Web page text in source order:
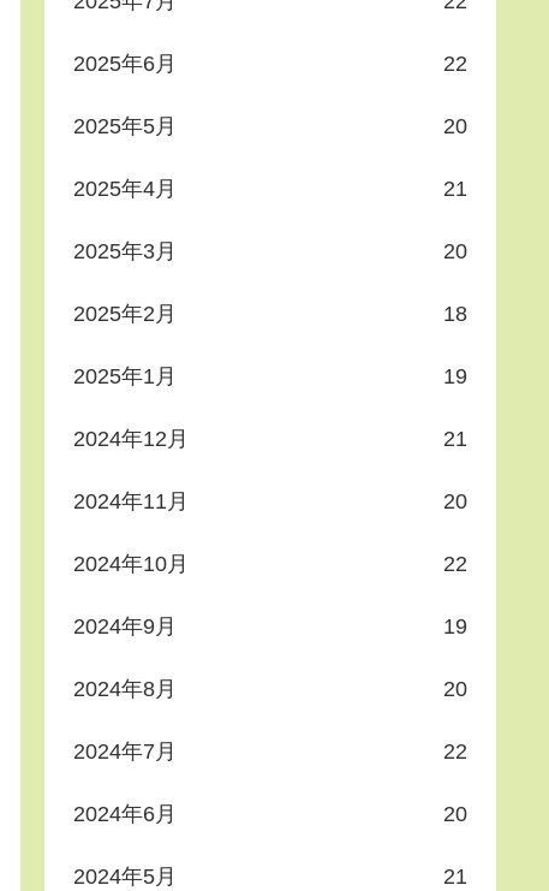
2025年6月 22
2025年5月 20
2025年4月 21
2025年3月 20
2025年2月 18
2025年1月 19
2024年12月 21
2024年11月 20
2024年10月 22
2024年9月 19
2024年8月 20
2024年7月 22
2024年6月 20
2024年5月 21